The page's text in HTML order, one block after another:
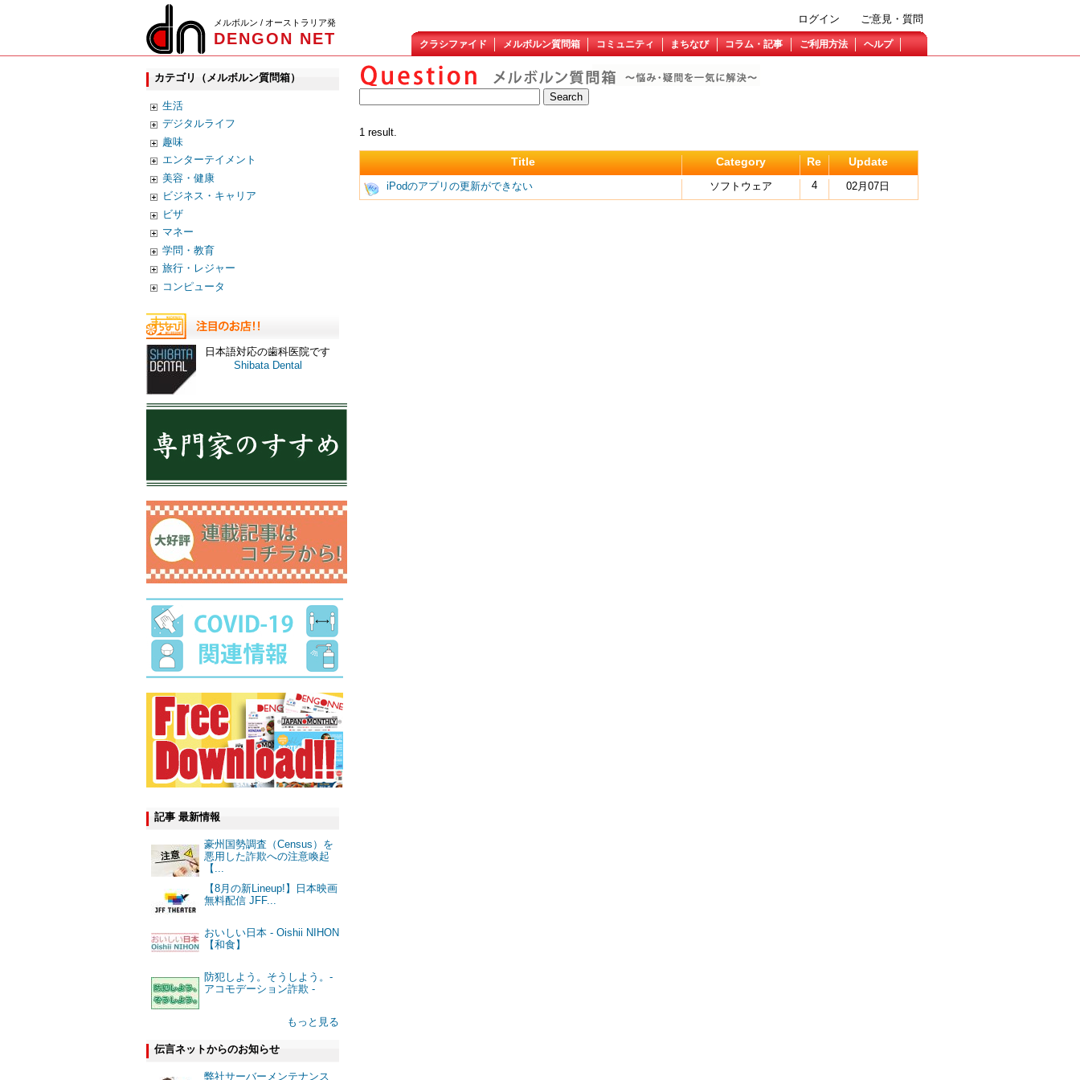
メルボルン / オーストラリア発
DENGON NET
ご意見・質問
ログイン
クラシファイド メルボルン質問箱 コミュニティ まちなび コラム・記事 ご利用方法 ヘルプ
カテゴリ（メルボルン質問箱）
生活
デジタルライフ
趣味
エンターテイメント
美容・健康
ビジネス・キャリア
ビザ
マネー
学問・教育
旅行・レジャー
コンピュータ
日本語対応の歯科医院です
Shibata Dental
記事 最新情報
豪州国勢調査（Census）を
悪用した詐欺への注意喚起
【...
【8月の新Lineup!】日本映画
無料配信 JFF...
おいしい日本 - Oishii NIHON
【和食】
防犯しよう。そうしよう。-
アコモデーション詐欺 -
もっと見る
伝言ネットからのお知らせ
弊社サーバーメンテナンス
1 result.
Title Category Re Update
iPodのアプリの更新ができない ソフトウェア 4 02月07日